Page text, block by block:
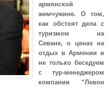
армянской
жемчужине. О том,
как обстоят дела с
туризмом на
Севане, о ценах на
отдых в Армении и
не только беседуем
с тур-менеджером
компании “Левон